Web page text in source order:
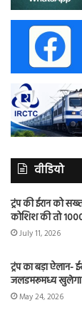
वीडियो
ट्रंप की ईरान को
कोशिश की तो
July 11, 2026
ट्रंप का बड़ा ऐलान-
जलडमरूमध्य खुलेगा
May 24, 2026